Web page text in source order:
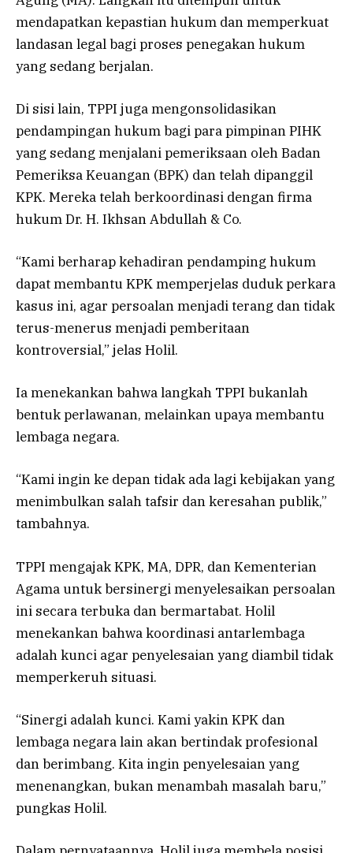
mendapatkan kepastian hukum dan memperkuat
landasan legal bagi proses penegakan hukum
yang sedang berjalan.
Di sisi lain, TPPI juga mengonsolidasikan
pendampingan hukum bagi para pimpinan PIHK
yang sedang menjalani pemeriksaan oleh Badan
Pemeriksa Keuangan (BPK) dan telah dipanggil
KPK. Mereka telah berkoordinasi dengan firma
hukum Dr. H. Ikhsan Abdullah & Co.
“Kami berharap kehadiran pendamping hukum
dapat membantu KPK memperjelas duduk perkara
kasus ini, agar persoalan menjadi terang dan tidak
terus-menerus menjadi pemberitaan
kontroversial,” jelas Holil.
Ia menekankan bahwa langkah TPPI bukanlah
bentuk perlawanan, melainkan upaya membantu
lembaga negara.
“Kami ingin ke depan tidak ada lagi kebijakan yang
menimbulkan salah tafsir dan keresahan publik,”
tambahnya.
TPPI mengajak KPK, MA, DPR, dan Kementerian
Agama untuk bersinergi menyelesaikan persoalan
ini secara terbuka dan bermartabat. Holil
menekankan bahwa koordinasi antarlembaga
adalah kunci agar penyelesaian yang diambil tidak
memperkeruh situasi.
“Sinergi adalah kunci. Kami yakin KPK dan
lembaga negara lain akan bertindak profesional
dan berimbang. Kita ingin penyelesaian yang
menenangkan, bukan menambah masalah baru,”
pungkas Holil.